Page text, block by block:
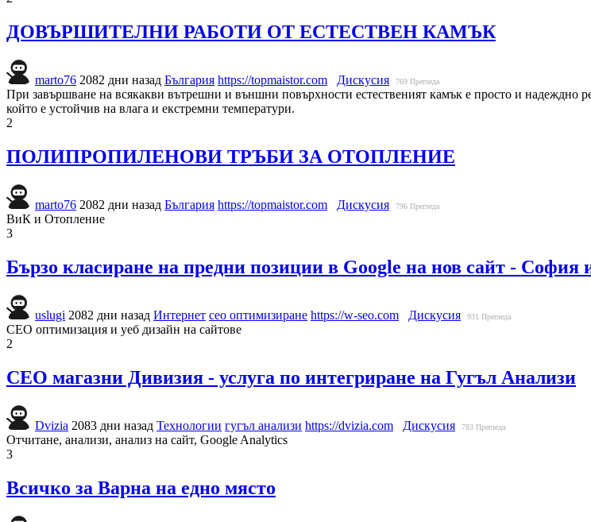
ДОВЪРШИТЕЛНИ РАБОТИ ОТ ЕСТЕСТВЕН КАМЪК
marto76 2082 дни назад България https://topmaistor.com Дискусия 769 Прегледа
При завършване на всякакви вътрешни и външни повърхности естественият камък е просто и надеждно
който е устойчив на влага и екстремни температури.
2
ПОЛИПРОПИЛЕНОВИ ТРЪБИ ЗА ОТОПЛЕНИЕ
marto76 2082 дни назад България https://topmaistor.com Дискусия 796 Прегледа
ВиК и Отопление
3
Бързо класиране на предни позиции в Google на нов сайт - София
uslugi 2082 дни назад Интернет сео оптимизиране https://w-seo.com Дискусия 931 Прегледа
СЕО оптимизация и уеб дизайн на сайтове
2
СЕО магазни Дивизия - услуга по интегриране на Гугъл Анализи
Dvizia 2083 дни назад Технологии гугъл анализи https://dvizia.com Дискусия 783 Прегледа
Отчитане, анализи, анализ на сайт, Google Analytics
3
Всичко за Варна на едно място